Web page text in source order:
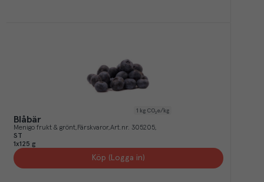
1 kg CO₂e/kg
Blåbär
Menigo frukt & grönt Färskvaror Art.nr. 305205
ST
1x125 g
Köp (Logga in)